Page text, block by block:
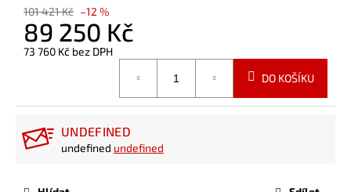
101 421 Kč –12 %
89 250 Kč
73 760 Kč bez DPH
DO KOŠÍKU
UNDEFINED
undefined undefined